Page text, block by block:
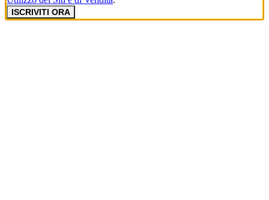
ISCRIVITI ORA